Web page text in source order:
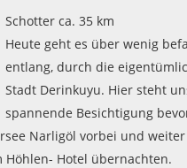
Schotter ca. 35 km
Heute geht es über wenig
entlang, durch die
Stadt Derinkuyu. Hier steht
spannende Besichtigung
Narligöl vorbei und
Höhlen- Hotel übernachten.